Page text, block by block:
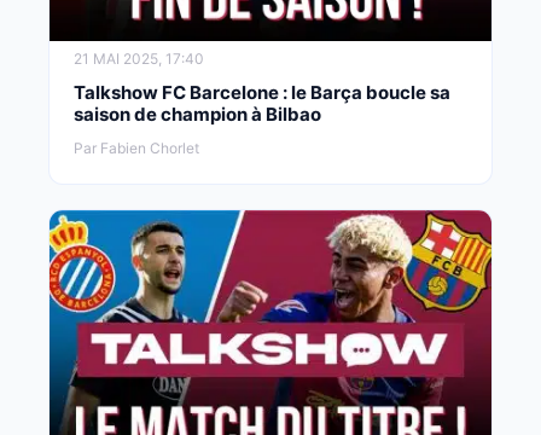
21 MAI 2025, 17:40
Talkshow FC Barcelone : le Barça boucle sa
saison de champion à Bilbao
Par Fabien Chorlet